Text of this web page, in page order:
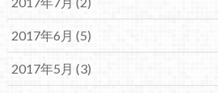
2017年6月 (5)
2017年5月 (3)